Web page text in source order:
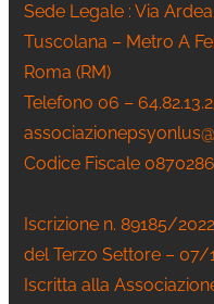
Sede Legale : Via
Tuscolana – Metro A
Roma (RM)
Telefono 06 –
Codice Fiscale
Iscrizione n. 89185/
del Terzo Settore – 07/
Iscritta alla